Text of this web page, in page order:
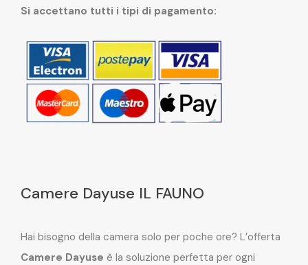
Si accettano tutti i tipi di pagamento:
Camere Dayuse IL FAUNO
Hai bisogno della camera solo per poche ore? L’offerta
Camere Dayuse è la soluzione perfetta per ogni